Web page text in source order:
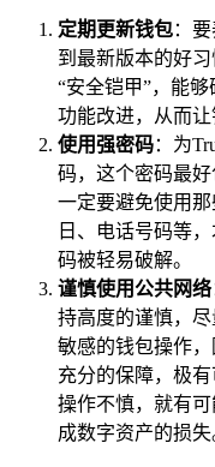
定期更新钱包：
到最新版本的好
“安全铠甲”，能
功能改进，从而让
使用强密码：为
码，这个密码最好
一定要避免使用
日、电话号码等
码被轻易破解。
谨慎使用公共网络
持高度的谨慎，
敏感的钱包操作
充分的保障，极
操作不慎，就有
成数字资产的损失